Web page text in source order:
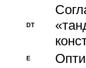
DT
E